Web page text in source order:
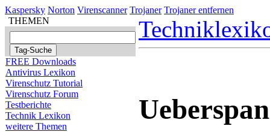
Kaspersky Norton Virenscanner Trojaner Trojaner entfernen
THEMEN
FREE Downloads
Antivirus Lexikon
Virenschutz Tutorial
Virenschutz Forum
Testberichte
Technik Lexikon
weitere Themen